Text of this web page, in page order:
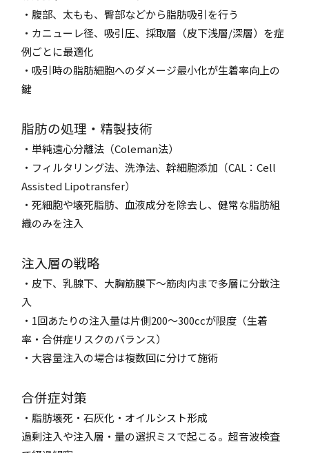
・腹部、太もも、臀部などから脂肪吸引を行う
・カニューレ径、吸引圧、採取層（皮下浅層/深層）を症
例ごとに最適化
・吸引時の脂肪細胞へのダメージ最小化が生着率向上の
鍵
脂肪の処理・精製技術
・単純遠心分離法（Coleman法）
・フィルタリング法、洗浄法、幹細胞添加（CAL：Cell
Assisted Lipotransfer）
・死細胞や壊死脂肪、血液成分を除去し、健常な脂肪組
織のみを注入
注入層の戦略
・皮下、乳腺下、大胸筋膜下～筋肉内まで多層に分散注
入
・1回あたりの注入量は片側200～300ccが限度（生着
率・合併症リスクのバランス）
・大容量注入の場合は複数回に分けて施術
合併症対策
・脂肪壊死・石灰化・オイルシスト形成
過剰注入や注入層・量の選択ミスで起こる。超音波検査